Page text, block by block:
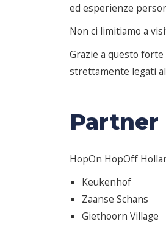
ed esperienze
Non ci limitiamo a
Grazie a questo
strettamente legati
Partner
HopOn HopOff
Keukenhof
Zaanse Schans
Giethoorn Village